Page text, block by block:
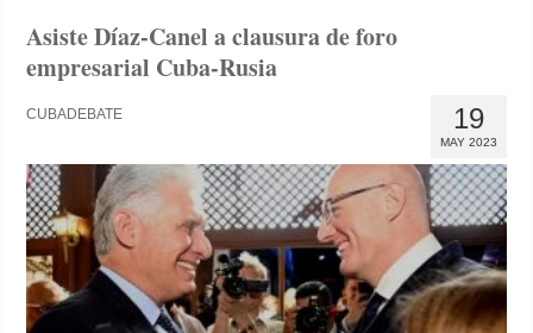
Asiste Díaz-Canel a clausura de foro
empresarial Cuba-Rusia
19
MAY 2023
CUBADEBATE